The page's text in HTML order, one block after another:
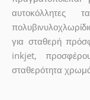
αυτοκόλλητες
για σταθερή
inkjet,
σταθερότητα